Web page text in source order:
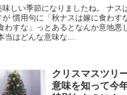
味しい季節になりましたね。 ナス
が 慣用句に「秋ナスは嫁に食わす
わすな」っとあるとなんか意地悪
当はどんな意味な...
クリスマスツリ
意味を知って今